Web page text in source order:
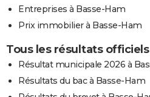
Entreprises à Basse-Ham
Prix immobilier à Basse-Ham
Tous les résultats
Résultat municipale 2026 à
Résultats du bac à Basse-Ham